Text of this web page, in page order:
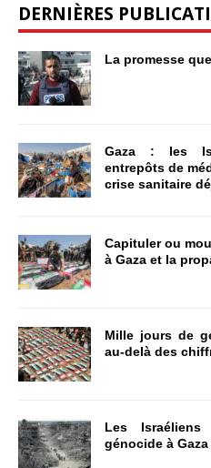
DERNIÈRES
La promesse
Gaza : les
entrepôts de
crise sanitaire
Capituler ou
à Gaza et la
Mille jours de
au-delà des
Les
génocide à Gaza